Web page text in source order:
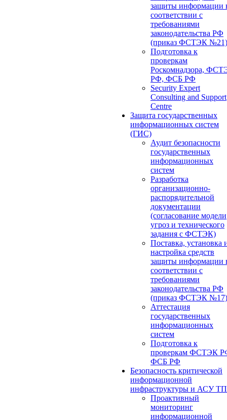
защиты информации
соответствии с
требованиями
законодательства РФ
(приказ ФСТЭК №21)
Подготовка к
проверкам
Роскомнадзора,
РФ, ФСБ РФ
Security Expert
Consulting and Support
Centre
Защита государственных
информационных систем
(ГИС)
Аудит безопасности
государственных
информационных
систем
Разработка
организационно-
распорядительной
документации
(согласование модели
угроз и технического
задания с ФСТЭК)
Поставка, установка
настройка средств
защиты информации
соответствии с
требованиями
законодательства РФ
(приказ ФСТЭК №17)
Аттестация
государственных
информационных
систем
Подготовка к
проверкам ФСТЭК
ФСБ РФ
Безопасность критической
информационной
инфраструктуры и АСУ ТП
Проактивный
мониторинг
информационной